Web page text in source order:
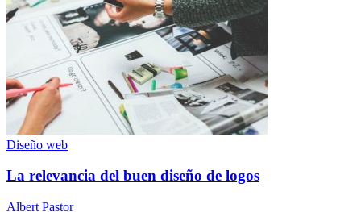
Diseño web
La relevancia del buen diseño de logos
Albert Pastor